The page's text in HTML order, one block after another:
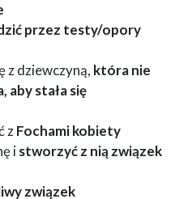
przez testy/opory
z dziewczyną, która nie
aby stała się
zFochami kobiety
istworzyć z nią związek
związek